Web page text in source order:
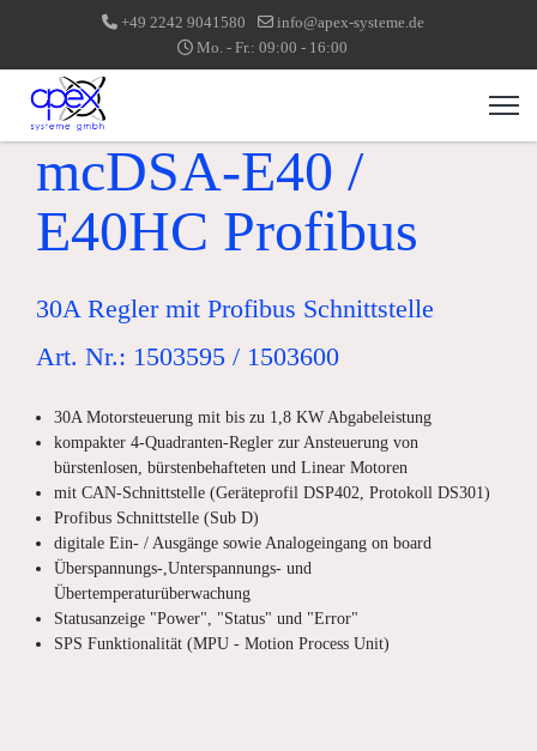
+49 2242 9041580
info@apex-systeme.de
Mo. - Fr.: 09:00 - 16:00
mcDSA-E40 /
E40HC Profibus
30A Regler mit Profibus Schnittstelle
Art. Nr.: 1503595 / 1503600
30A Motorsteuerung mit bis zu 1,8 KW Abgabeleistung
kompakter 4-Quadranten-Regler zur Ansteuerung von
bürstenlosen, bürstenbehafteten und Linear Motoren
mit CAN-Schnittstelle (Geräteprofil DSP402, Protokoll DS301)
Profibus Schnittstelle (Sub D)
digitale Ein- / Ausgänge sowie Analogeingang on board
Überspannungs-,Unterspannungs- und
Übertemperaturüberwachung
Statusanzeige "Power", "Status" und "Error"
SPS Funktionalität (MPU - Motion Process Unit)